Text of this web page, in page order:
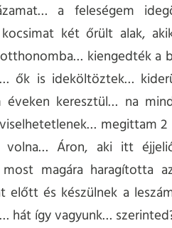
a feleségem
két őrült alak,
kiengedték a
ők is ideköltöztek…
éveken keresztül… na
megittam 2
volna… Áron, aki itt
magára haragította
előtt és készülnek a
hát így vagyunk…